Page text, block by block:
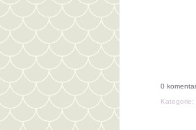
0
Kategorie: